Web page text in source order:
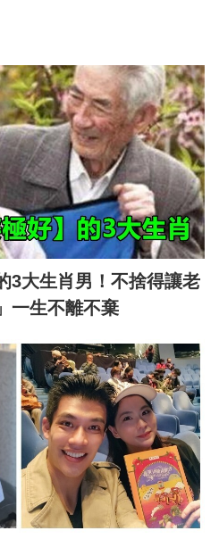
3大生肖男！不捨得讓老
一生不離不棄